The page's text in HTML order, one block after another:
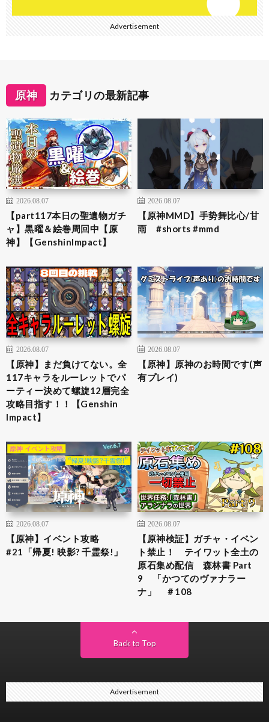
Advertisement
原神 カテゴリの最新記事
2026.08.07
【part117本日の聖遺物ガチ
ャ】黒曜＆絵巻周回中【原
神】【GenshinImpact】
2026.08.07
【原神MMD】手势舞比心/甘
雨 #shorts #mmd
2026.08.07
【原神】まだ負けてない。全
117キャラをルーレットでパ
ーティー決めて螺旋12層完全
攻略目指す！！【Genshin
Impact】
2026.08.07
【原神】原神のお時間です(声
有プレイ)
2026.08.07
【原神】イベント攻略
#21「帰夏! 映影? 千霊祭!」
2026.08.07
【原神検証】ガチャ・イベン
ト禁止！ テイワット全土の
原石集め配信 森林書 Part
9 「かつてのヴァナラー
ナ」 ＃108
Back to Top
Advertisement